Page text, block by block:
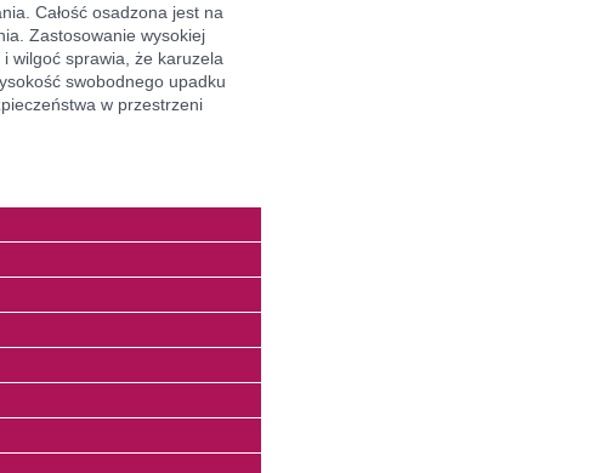
Całość osadzona jest na
Zastosowanie wysokiej
wilgoć sprawia, że karuzela
swobodnego upadku
w przestrzeni